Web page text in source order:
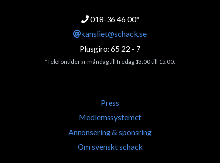
018-36 46 00*
kansliet@schack.se
Plusgiro: 65 22 - 7
*Telefontider är måndag till fredag 13:00 till 15.00.
Press
Medlemssystemet
Annonsering & sponsring
Om svenskt schack